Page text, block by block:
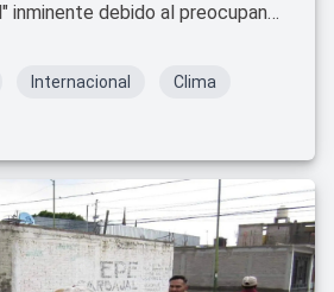
debido al preocupante
directas del
Internacional
Clima